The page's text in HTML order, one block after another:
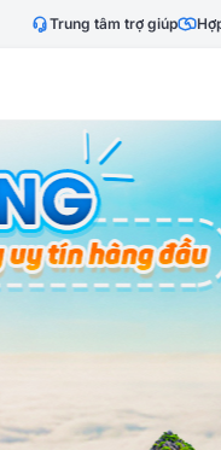
Trung tâm trợ giúp